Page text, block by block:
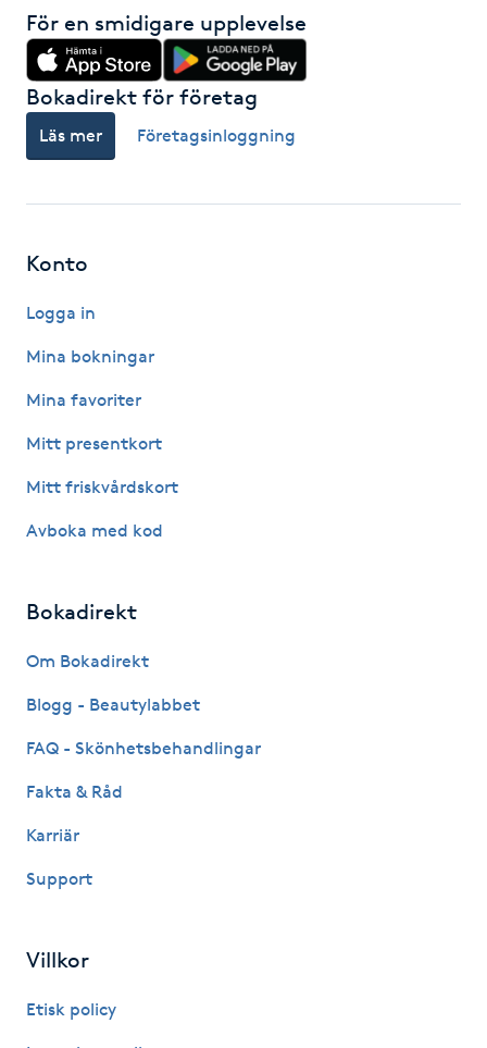
Läpptatuering
M
Makeup
Massage
Medicinsk massage
Meditation
Medium
Mesoterapi
Microshading
Mixfransar
Nagelförlängning
För en smidigare upplevelse
Bokadirekt för företag
Läs mer Företagsinloggning
Konto
Logga in
Mina bokningar
Mina favoriter
Mitt presentkort
Mitt friskvårdskort
Avboka med kod
Bokadirekt
Om Bokadirekt
Blogg - Beautylabbet
FAQ - Skönhetsbehandlingar
Fakta & Råd
Karriär
Support
Villkor
Etisk policy